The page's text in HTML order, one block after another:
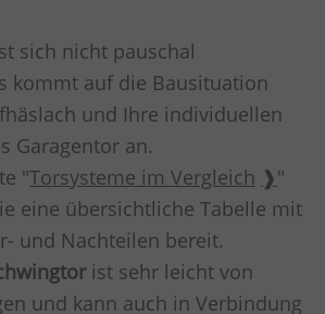
sich nicht pauschal
kommt auf die Bausituation
und Ihre individuellen
Garagentor an.
"Torsysteme im Vergleich
"
eine übersichtliche Tabelle mit
und Nachteilen bereit.
ist sehr leicht von
und kann auch in Verbindung